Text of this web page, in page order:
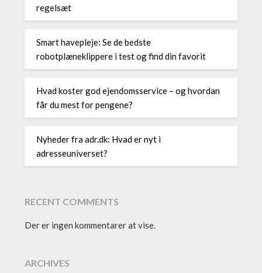
regelsæt
Smart havepleje: Se de bedste
robotplæneklippere i test og find din favorit
Hvad koster god ejendomsservice – og hvordan
får du mest for pengene?
Nyheder fra adr.dk: Hvad er nyt i
adresseuniverset?
RECENT COMMENTS
Der er ingen kommentarer at vise.
ARCHIVES